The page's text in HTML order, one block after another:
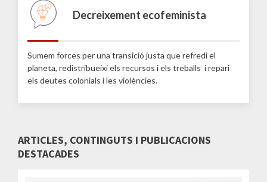
Decreixement ecofeminista
Sumem forces per una transició justa que refredi el
planeta, redistribueixi els recursos i els treballs i repari
els deutes colonials i les violències.
ARTICLES, CONTINGUTS I PUBLICACIONS
DESTACADES